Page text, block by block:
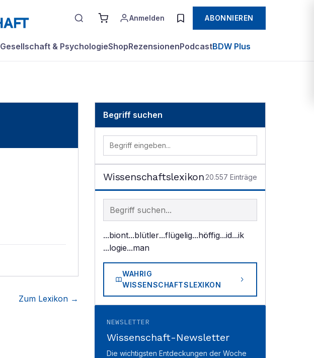
Anmelden ABONNIEREN
Gesellschaft & PsychologieShopRezensionenPodcastBDW Plus
Zum Lexikon →
Begriff suchen
Wissenschaftslexikon 20.557 Einträge
Begriff im Lexikon suchen
...biont...blütler...flügelig...höffig...id...ik
...logie...man
WAHRIG
WISSENSCHAFTSLEXIKON
NEWSLETTER
Wissenschaft-Newsletter
Die wichtigsten Entdeckungen der Woche